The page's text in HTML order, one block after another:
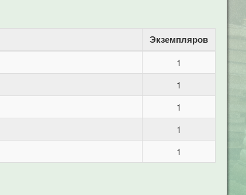
Экземпляров
1
1
1
1
1